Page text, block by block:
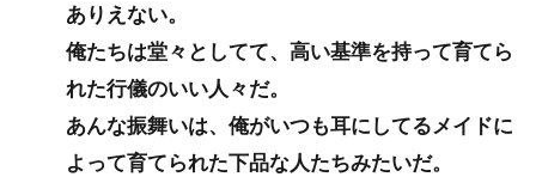
ありえない。
俺たちは堂々としてて、高い基準を持って育てら
れた行儀のいい人々だ。
あんな振舞いは、俺がいつも耳にしてるメイドに
よって育てられた下品な人たちみたいだ。